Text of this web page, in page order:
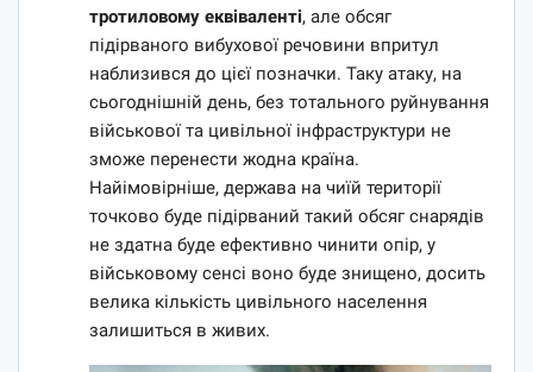
тротиловому еквіваленті, але обсяг
підірваного вибухової речовини впритул
наблизився до цієї позначки. Таку атаку, на
сьогоднішній день, без тотального руйнування
військової та цивільної інфраструктури не
зможе перенести жодна країна.
Найімовірніше, держава на чиїй території
точково буде підірваний такий обсяг снарядів
не здатна буде ефективно чинити опір, у
військовому сенсі воно буде знищено, досить
велика кількість цивільного населення
залишиться в живих.